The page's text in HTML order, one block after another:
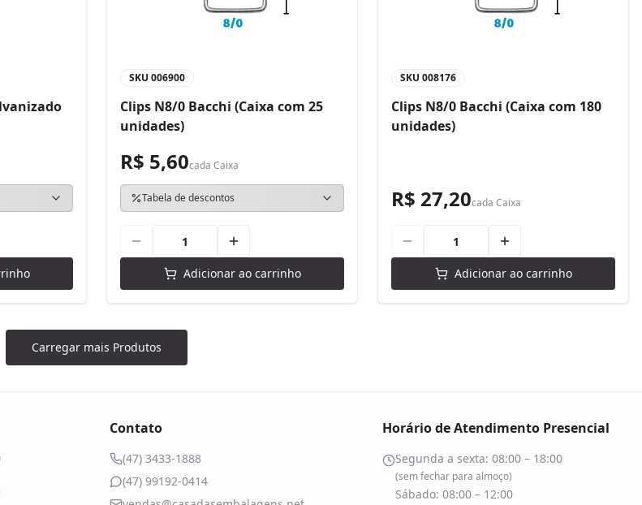
SKU 006900
Clips N8/0 Bacchi (Caixa com 25
unidades)
R$ 5,60cada Caixa
Tabela de descontos
Adicionar ao carrinho
SKU 008176
Clips N8/0 Bacchi (Caixa com 180
unidades)
R$ 27,20cada Caixa
Adicionar ao carrinho
Carregar mais Produtos
Contato
(47) 3433-1888
(47) 99192-0414
Horário de Atendimento Presencial
Segunda a sexta: 08:00 – 18:00
(sem fechar para almoço)
Sábado: 08:00 – 12:00